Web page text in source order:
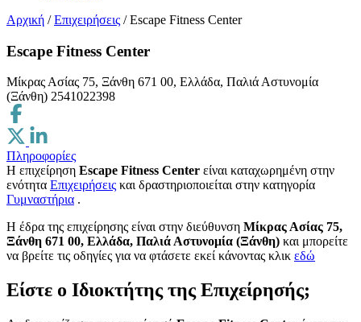
Αρχική / Επιχειρήσεις / Escape Fitness Center
Escape Fitness Center
Μίκρας Ασίας 75, Ξάνθη 671 00, Ελλάδα, Παλιά Αστυνομία
(Ξάνθη) 2541022398
Πληροφορίες
Η επιχείρηση Escape Fitness Center είναι καταχωρημένη στην
ενότητα Επιχειρήσεις και δραστηριοποιείται στην κατηγορία
Γυμναστήρια .
H έδρα της επιχείρησης είναι στην διεύθυνση Μίκρας Ασίας 75,
Ξάνθη 671 00, Ελλάδα, Παλιά Αστυνομία (Ξάνθη) και μπορείτε
να βρείτε τις οδηγίες για να φτάσετε εκεί κάνοντας κλικ εδώ
Είστε ο Ιδιοκτήτης της Επιχείρησής;